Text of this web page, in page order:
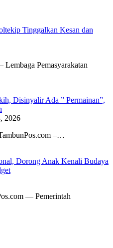
Tinggalkan Kesan dan
Lembaga Pemasyarakatan
Disinyalir Ada ” Permainan”,
2026
–…
Dorong Anak Kenali Budaya
— Pemerintah